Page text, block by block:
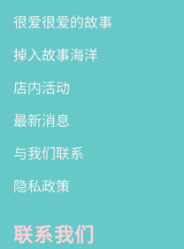
很爱很爱的故事
掉入故事海洋
店内活动
最新消息
与我们联系
隐私政策
联系我们